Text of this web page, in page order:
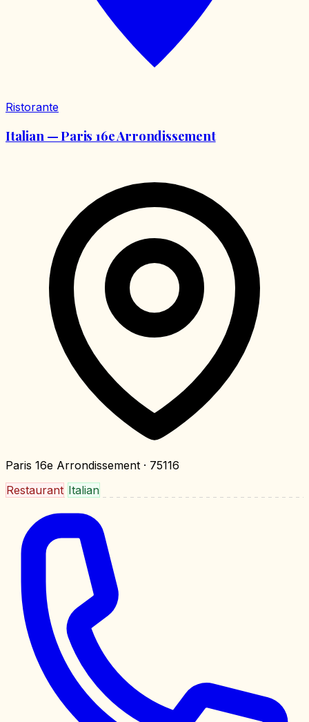
Ristorante
Italian — Paris 16e Arrondissement
Paris 16e Arrondissement · 75116
Restaurant Italian